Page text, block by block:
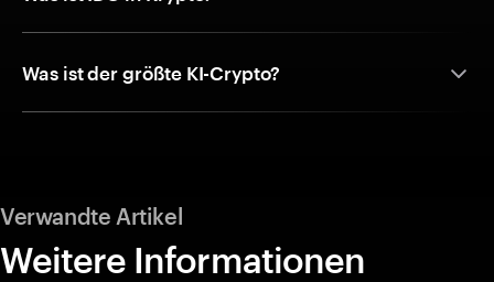
Was ist der größte KI-Crypto?
Verwandte Artikel
Weitere Informationen